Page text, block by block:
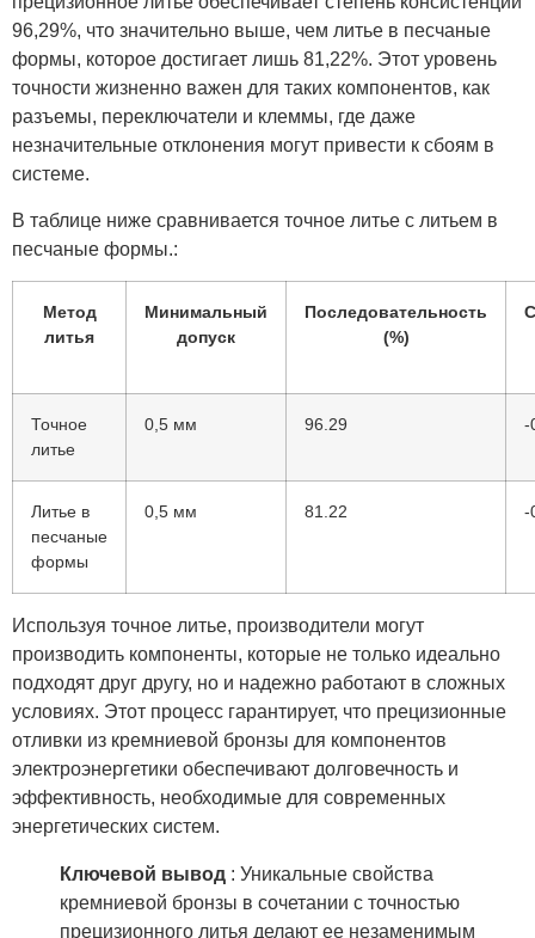
96,29%, что значительно выше, чем литье в песчаные
формы, которое достигает лишь 81,22%. Этот уровень
точности жизненно важен для таких компонентов, как
разъемы, переключатели и клеммы, где даже
незначительные отклонения могут привести к сбоям в
системе.
В таблице ниже сравнивается точное литье с литьем в
песчаные формы.:
Метод
литья
Минимальный
допуск
Последовательность
(%)
Точное
литье
0,5 мм 96.29 -
Литье в
песчаные
формы
0,5 мм 81.22 -
Используя точное литье, производители могут
производить компоненты, которые не только идеально
подходят друг другу, но и надежно работают в сложных
условиях. Этот процесс гарантирует, что прецизионные
отливки из кремниевой бронзы для компонентов
электроэнергетики обеспечивают долговечность и
эффективность, необходимые для современных
энергетических систем.
Ключевой вывод : Уникальные свойства
кремниевой бронзы в сочетании с точностью
прецизионного литья делают ее незаменимым